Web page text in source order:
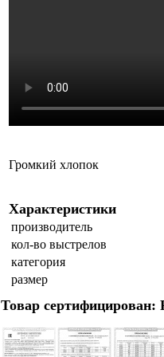
Громкий хлопок
Характеристики
производитель
кол-во выстрелов
категория
размер
Товар